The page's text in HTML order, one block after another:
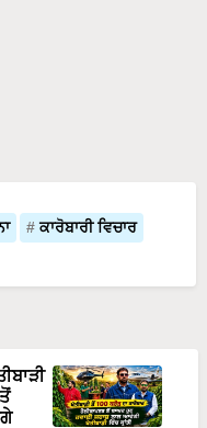
ਕਾਰੋਬਾਰੀ ਵਿਚਾਰ